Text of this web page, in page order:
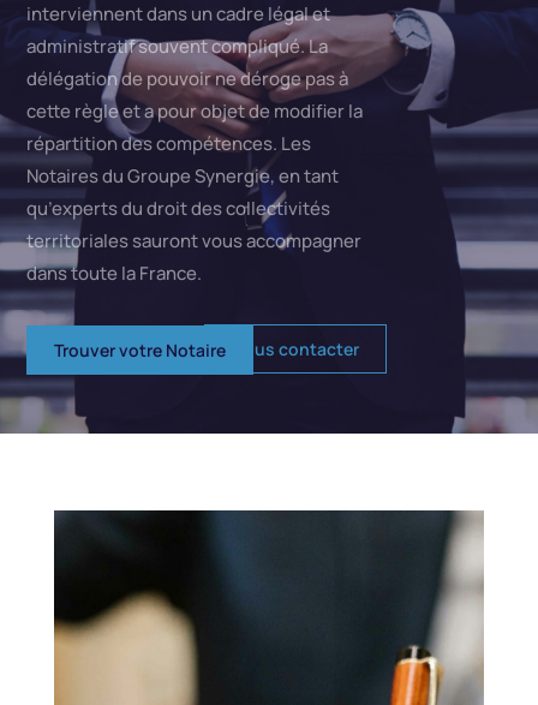
interviennent dans un cadre légal et
administratif souvent compliqué.La
délégation de pouvoir ne déroge pas à
cette règle et a pour objet de modifier la
répartition des compétences. Les
Notaires du Groupe Synergie, en tant
qu’experts du droit des collectivités
territoriales sauront vous accompagner
dans toute la France.
Trouver votre Notaire Nous contacter